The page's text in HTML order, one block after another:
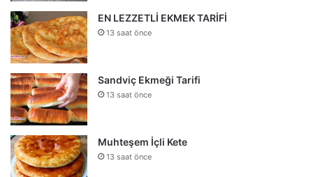
EN LEZZETLİ EKMEK TARİFİ
13 saat önce
Sandviç Ekmeği Tarifi
13 saat önce
Muhteşem İçli Kete
13 saat önce